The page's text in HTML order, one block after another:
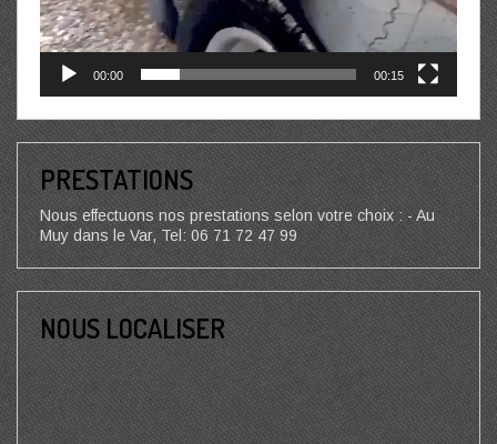
00:00 00:15
PRESTATIONS
Nous effectuons nos prestations selon votre choix : - Au
Muy dans le Var, Tel: 06 71 72 47 99
NOUS LOCALISER